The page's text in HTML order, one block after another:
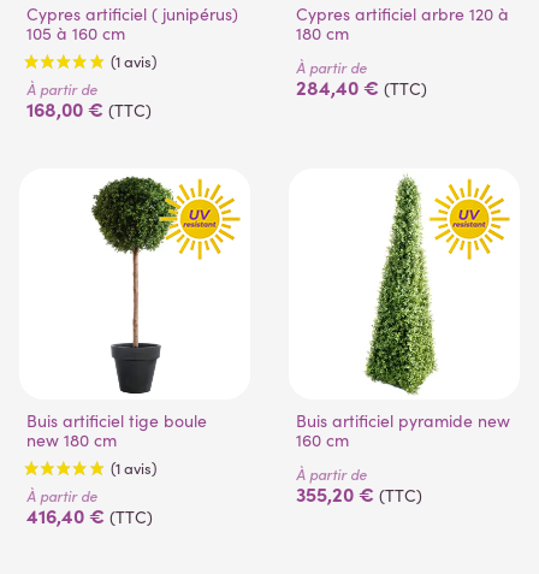
(3 avis)
Cypres artificiel ( junipérus)
105 à 160 cm
À partir de
168,00 € (TTC)
Cypres artificiel arbre 120 à
180 cm
À partir de
284,40 € (TTC)
Buis artificiel tige boule
new 180 cm
À partir de
416,40 € (TTC)
Buis artificiel pyramide new
160 cm
À partir de
355,20 € (TTC)